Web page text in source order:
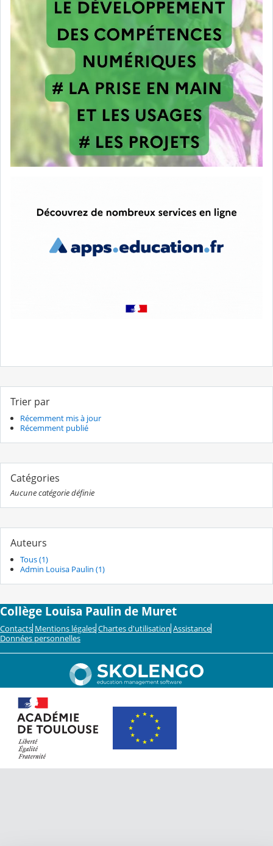
Trier par
Récemment mis à jour
Récemment publié
Catégories
Aucune catégorie définie
Auteurs
Tous (1)
Admin Louisa Paulin (1)
Collège Louisa Paulin de Muret
Contacts Mentions légales Chartes d'utilisation Assistance
Données personnelles